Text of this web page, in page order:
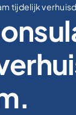
tijdelijk